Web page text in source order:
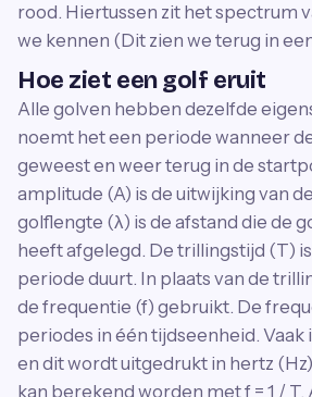
rood. Hiertussen zit het spectrum
we kennen (Dit zien we terug in
Hoe ziet een golf eruit
Alle golven hebben dezelfde
noemt het een periode wanneer
geweest en weer terug in de
amplitude (A) is de uitwijking van
golflengte (λ) is de afstand die de
heeft afgelegd. De trillingstijd (T)
periode duurt. In plaats van de
de frequentie (f) gebruikt. De
periodes in één tijdseenheid. Vaak
en dit wordt uitgedrukt in hertz
kan berekend worden met f = 1 / T.